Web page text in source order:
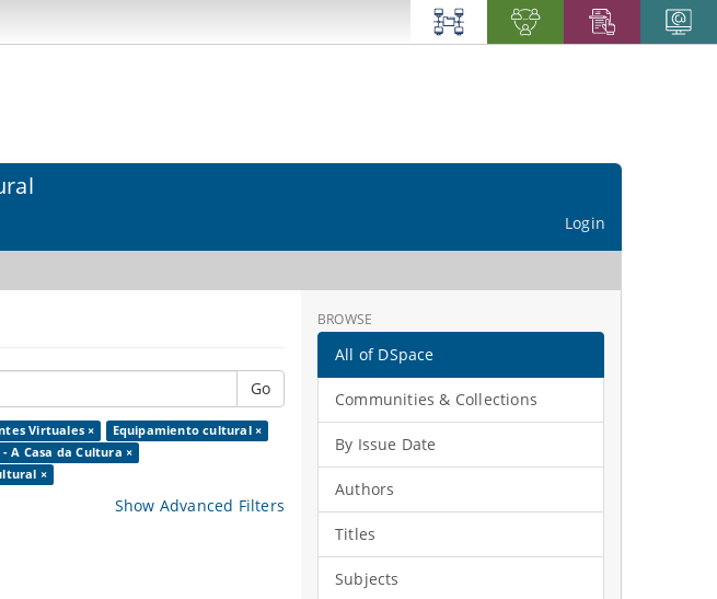
Login
Go
Virtuales ×
Equipamiento cultural ×
A Casa da Cultura ×
×
Show Advanced Filters
BROWSE
All of DSpace
Communities & Collections
By Issue Date
Authors
Titles
Subjects